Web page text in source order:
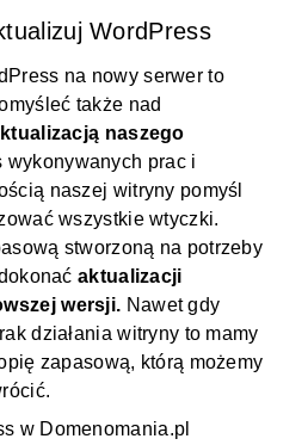
WordPress
na nowy serwer to
także nad
naszego
wykonywanych prac i
naszej witryny pomyśl
wszystkie wtyczki.
stworzoną na potrzeby
aktualizacji
wersji. Nawet gdy
działania witryny to mamy
zapasową, którą możemy
w Domenomania.pl